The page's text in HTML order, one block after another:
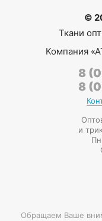
©
Ткани
Компания
8
8
и
Обращаем Ваше